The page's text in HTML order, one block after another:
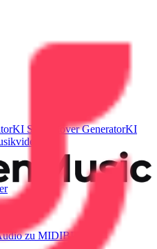
KI Song Cover GeneratorKI
zu MIDIBPM